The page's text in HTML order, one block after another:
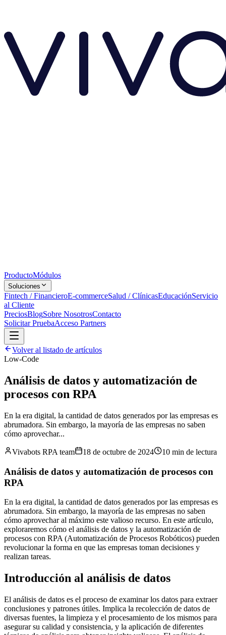
ProductoMódulos
Soluciones
Fintech / FinancieroE-commerceSalud / ClínicasEducaciónServicio
al Cliente
PreciosBlogSobre NosotrosContacto
Solicitar PruebaAcceso Partners
Volver al listado de artículos
Low-Code
Análisis de datos y automatización de
procesos con RPA
En la era digital, la cantidad de datos generados por las empresas es
abrumadora. Sin embargo, la mayoría de las empresas no saben
cómo aprovechar...
Vivabots RPA team 18 de octubre de 2024 10 min de lectura
Análisis de datos y automatización de procesos con
RPA
En la era digital, la cantidad de datos generados por las empresas es
abrumadora. Sin embargo, la mayoría de las empresas no saben
cómo aprovechar al máximo este valioso recurso. En este artículo,
exploraremos cómo el análisis de datos y la automatización de
procesos con RPA (Automatización de Procesos Robóticos) pueden
revolucionar la forma en que las empresas toman decisiones y
realizan tareas.
Introducción al análisis de datos
El análisis de datos es el proceso de examinar los datos para extraer
conclusiones y patrones útiles. Implica la recolección de datos de
diversas fuentes, la limpieza y el procesamiento de los mismos para
asegurar su calidad y consistencia, y la aplicación de diferentes